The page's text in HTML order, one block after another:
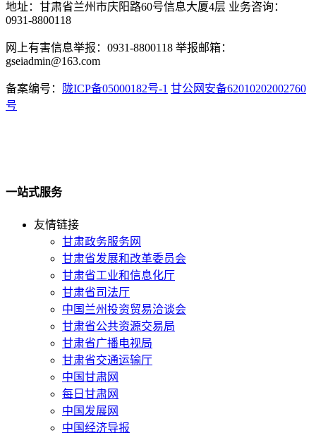
地址：甘肃省兰州市庆阳路60号信息大厦4层 业务咨询：
0931-8800118
网上有害信息举报：0931-8800118 举报邮箱：
gseiadmin@163.com
备案编号： 陇ICP备05000182号-1 甘公网安备62010202002760
号
一站式服务
友情链接
甘肃政务服务网
甘肃省发展和改革委员会
甘肃省工业和信息化厅
甘肃省司法厅
中国兰州投资贸易洽谈会
甘肃省公共资源交易局
甘肃省广播电视局
甘肃省交通运输厅
中国甘肃网
每日甘肃网
中国发展网
中国经济导报